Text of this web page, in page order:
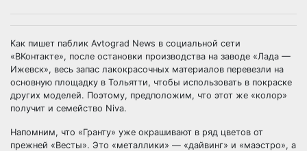
Как пишет паблик Avtograd News в социальной сети
«ВКонтакте», после остановки производства на заводе «Лада —
Ижевск», весь запас лакокрасочных материалов перевезли на
основную площадку в Тольятти, чтобы использовать в покраске
других моделей. Поэтому, предположим, что этот же «колор»
получит и семейство Niva.
Напомним, что «Гранту» уже окрашивают в ряд цветов от
прежней «Весты». Это «металлики» — «дайвинг» и «маэстро», а